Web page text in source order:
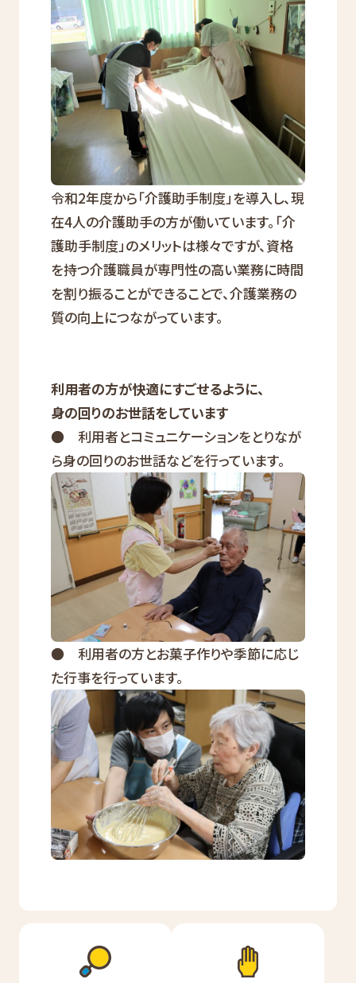
令和2年度から「介護助手制度」を導入し、現
在4人の介護助手の方が働いています。「介
護助手制度」のメリットは様々ですが、資格
を持つ介護職員が専門性の高い業務に時間
を割り振ることができることで、介護業務の
質の向上につながっています。
利用者の方が快適にすごせるように、
身の回りのお世話をしています
● 利用者とコミュニケーションをとりなが
ら身の回りのお世話などを行っています。
● 利用者の方とお菓子作りや季節に応じ
た行事を行っています。